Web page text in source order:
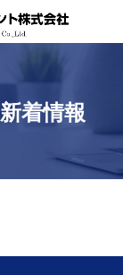
新着情報